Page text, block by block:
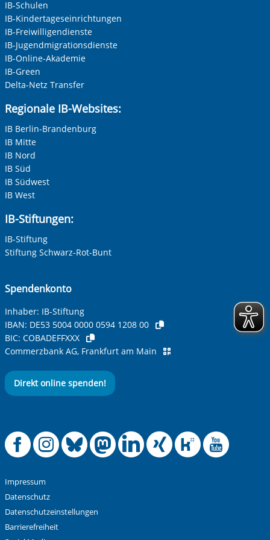
IB-Schulen
IB-Kindertageseinrichtungen
IB-Freiwilligendienste
IB-Jugendmigrationsdienste
IB-Online-Akademie
IB-Green
Delta-Netz Transfer
Regionale IB-Websites:
IB Berlin-Brandenburg
IB Mitte
IB Nord
IB Süd
IB Südwest
IB West
IB-Stiftungen:
IB-Stiftung
Stiftung Schwarz-Rot-Bunt
Spendenkonto
Inhaber: IB-Stiftung
IBAN: DE53 5004 0000 0594 1208 00
BIC: COBADEFFXXX
Commerzbank AG, Frankfurt am Main
Direkt online spenden!
Offizielle
Offizielle
Offizielle
Offizielle
Offizielle
Impressum
Datenschutz
Datenschutzeinstellungen
Barrierefreiheit